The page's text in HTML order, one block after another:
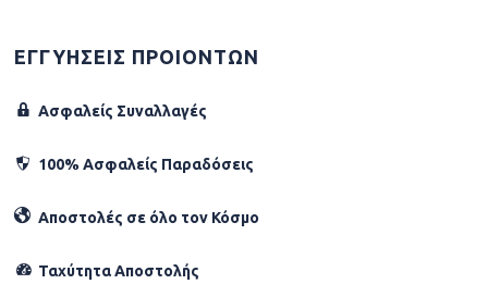
ΕΓΓΥΗΣΕΙΣ ΠΡΟΙΟΝΤΩΝ
Ασφαλείς Συναλλαγές
100% Ασφαλείς Παραδόσεις
Αποστολές σε όλο τον Κόσµο
Ταχύτητα Αποστολής